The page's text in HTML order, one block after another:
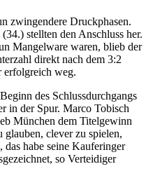
zwingendere Druckphasen.
stellten den Anschluss her.
Mangelware waren, blieb der
direkt nach dem 3:2
erfolgreich weg.
des Schlussdurchgangs
in der Spur. Marco Tobisch
München dem Titelgewinn
glauben, clever zu spielen,
habe seine Kauferinger
so Verteidiger